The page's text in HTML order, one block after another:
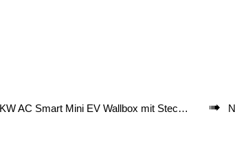
Smart Mini EV Wallbox mit Stecker in Brasilien, 2024 